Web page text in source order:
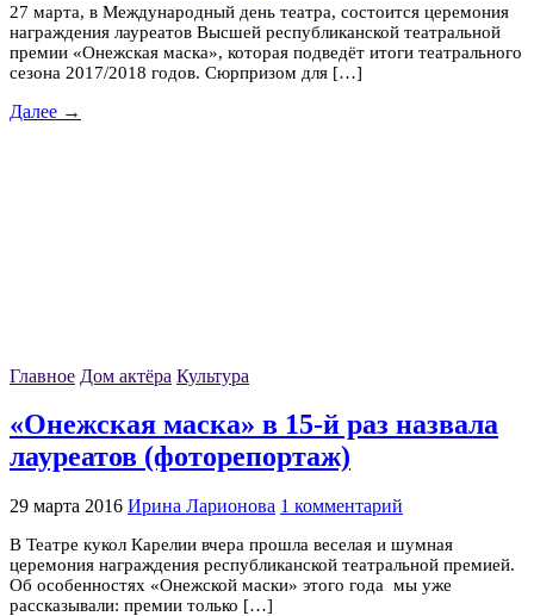
27 марта, в Международный день театра, состоится церемония
награждения лауреатов Высшей республиканской театральной
премии «Онежская маска», которая подведёт итоги театрального
сезона 2017/2018 годов. Сюрпризом для […]
Далее →
Главное Дом актёра Культура
«Онежская маска» в 15-й раз назвала
лауреатов (фоторепортаж)
29 марта 2016 Ирина Ларионова 1 комментарий
В Театре кукол Карелии вчера прошла веселая и шумная
церемония награждения республиканской театральной премией.
Об особенностях «Онежской маски» этого года мы уже
рассказывали: премии только […]